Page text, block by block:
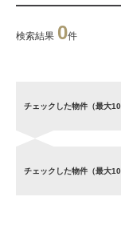
検索結果 0件
チェックした物件（最大
チェックした物件（最大